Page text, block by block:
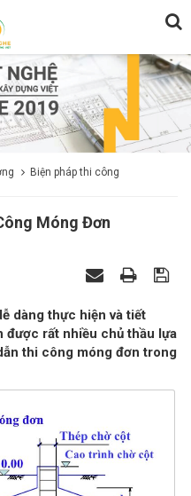
Biện pháp thi công
Móng Đơn
dàng thực hiện và tiết
được rất nhiều chủ thầu lựa
thi công móng đơn trong